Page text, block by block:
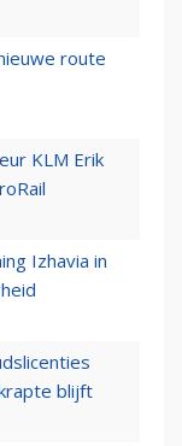
route
KLM Erik
Izhavia in
blijft